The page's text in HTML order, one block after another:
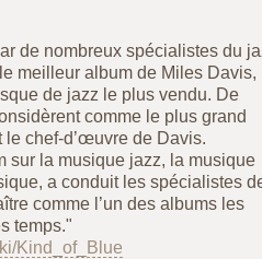
de nombreux spécialistes du
meilleur album de Miles Davis,
de jazz le plus vendu. De
comme le plus grand
chef-d’œuvre de Davis.
sur la musique jazz, la musique
a conduit les spécialistes
comme l’un des albums les
temps."
Kind_of_Blue